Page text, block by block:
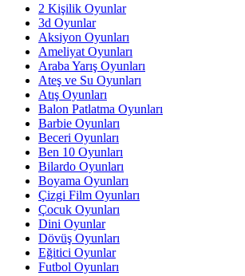
2 Kişilik Oyunlar
3d Oyunlar
Aksiyon Oyunları
Ameliyat Oyunları
Araba Yarış Oyunları
Ateş ve Su Oyunları
Atış Oyunları
Balon Patlatma Oyunları
Barbie Oyunları
Beceri Oyunları
Ben 10 Oyunları
Bilardo Oyunları
Boyama Oyunları
Çizgi Film Oyunları
Çocuk Oyunları
Dini Oyunlar
Dövüş Oyunları
Eğitici Oyunlar
Futbol Oyunları